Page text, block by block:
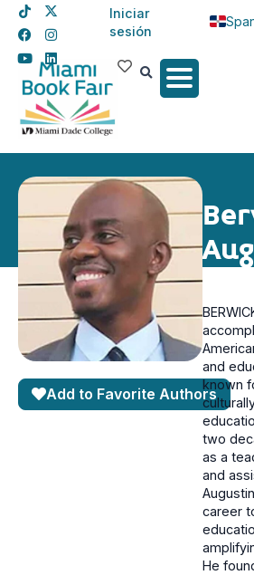
Iniciar
sesión
Add to Favorite Authors
and
known
two
as a
and
career
He